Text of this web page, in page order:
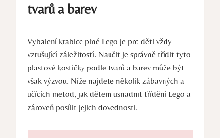
tvarů a barev
Vybalení krabice ⁤plné Lego je pro děti vždy
vzrušující záležitostí. Naučit je správně třídit⁤ tyto
plastové kostičky podle tvarů a barev ​může být
však výzvou. Níže najdete několik zábavných ⁢a
učících metod, jak dětem usnadnit třídění Lego a
zároveň posílit jejich dovednosti.